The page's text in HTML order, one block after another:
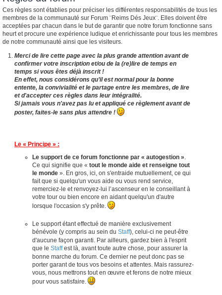
Ces règles sont établies pour préciser les différentes responsabilités de tous les
membres de la communauté sur Forum ¨Reims Dés Jeux¨. Elles doivent être
acceptées par chacun dans le but de garantir que notre forum fonctionne sans
heurt et procure une expérience ludique et enrichissante pour tous les membres
de notre communauté ainsi que les visiteurs.
Merci de lire cette page avec la plus grande attention avant de
confirmer votre inscription et/ou de la (re)lire de temps en
temps si vous êtes déjà inscrit !
En effet, nous considérons qu’il est normal pour la bonne
entente, la convivialité et le partage entre les membres, de lire
et d'accepter ces règles dans leur intégralité.
Si jamais vous n'avez pas lu et appliqué ce règlement avant de
poster, faites-le sans plus attendre !
Le « Principe » :
Le support de ce forum fonctionne par « autogestion »
Ce qui signifie que « tout le monde aide et renseigne tout
le monde ». En gros, ici, on s'entraide mutuellement, ce qui
fait que si quelqu'un vous aide ou vous rend service,
remerciez-le et renvoyez-lui l’ascenseur en le conseillant à
votre tour ou bien encore en aidant quelqu'un d'autre
lorsque l'occasion s'y prête.
Le support étant effectué de manière exclusivement
bénévole (y compris au sein du Staff), celui-ci ne peut-être
d'aucune façon garanti. Par ailleurs, gardez bien à l'esprit
que le Staffest là, avant toute autre chose, pour assurer la
bonne marche du forum. Ce dernier ne peut donc pas se
porter garant de tous vos besoins et attentes. Mais rassurez-
vous, nous mettrons tout en œuvre et ferons de notre mieux
pour vous satisfaire.